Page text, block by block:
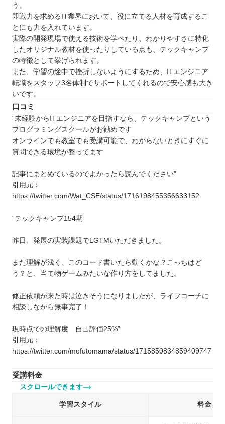
う。
即戦力を求めるIT業界において、役に立てる人材を育成するこ
とにも力を入れています。
実際の開発現場で使える技術を学べたり、わかりやすさに特化
したオリジナル教材を使ったりしている点も、テックキャンプ
の特徴として挙げられます。
また、学習の途中で挫折しないようにするため、ITエンジニア
転職をスタッフ3名体制でサポートしてくれるので安心感も大き
いです。
口コミ
“未経験からITエンジニアを目指すなら、テックキャンプという
プログラミングスクールがお勧めです
オンラインでも教室でも受講可能で、わからないときにすぐに
質問できる環境が整ってます
記事にまとめているのでよかったら読んでください”
引用元：
https://twitter.com/Wat_CSE/status/1716198455356633152
“テックキャンプ154期
昨日、発展の実装課題でLGTMいただきました。
まだ理解が浅く、このコード書いたら動くかな？こっちはど
う？と、当て物ゲームみたいな作り方をしてました。
修正依頼が来た時は泣きそうになりましたが、ライフコーチに
相談しながら無事完了！
現時点での理解度 自己評価25%”
引用元：
https://twitter.com/mofutomama/status/1715850834859409747
受講料金
スクロールできます
学習スタイル 料金